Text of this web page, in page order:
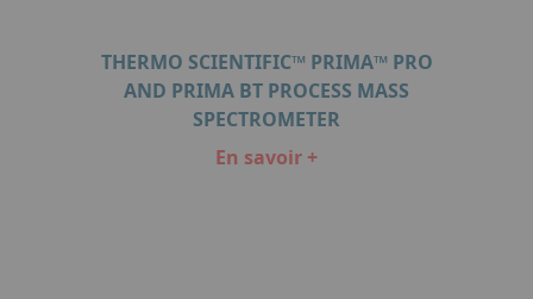
THERMO SCIENTIFIC™ PRIMA™ PRO
AND PRIMA BT PROCESS MASS
SPECTROMETER
En savoir +